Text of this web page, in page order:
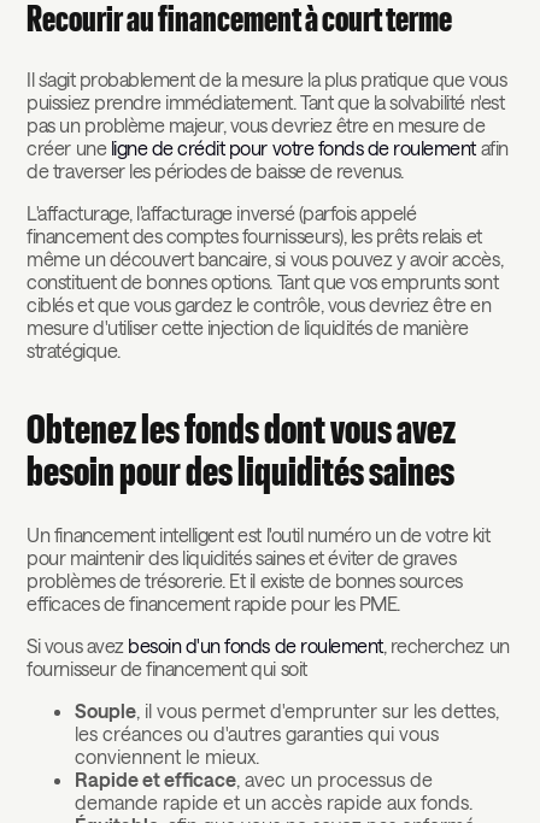
Recourir au financement à court terme
Il s'agit probablement de la mesure la plus pratique que vous
puissiez prendre immédiatement. Tant que la solvabilité n'est
pas un problème majeur, vous devriez être en mesure de
créer une ligne de crédit pour votre fonds de roulement afin
de traverser les périodes de baisse de revenus.
L'affacturage, l'affacturage inversé (parfois appelé
financement des comptes fournisseurs), les prêts relais et
même un découvert bancaire, si vous pouvez y avoir accès,
constituent de bonnes options. Tant que vos emprunts sont
ciblés et que vous gardez le contrôle, vous devriez être en
mesure d'utiliser cette injection de liquidités de manière
stratégique.
Obtenez les fonds dont vous avez
besoin pour des liquidités saines
Un financement intelligent est l'outil numéro un de votre kit
pour maintenir des liquidités saines et éviter de graves
problèmes de trésorerie. Et il existe de bonnes sources
efficaces de financement rapide pour les PME.
Si vous avez besoin d'un fonds de roulement, recherchez un
fournisseur de financement qui soit
Souple, il vous permet d'emprunter sur les dettes,
les créances ou d'autres garanties qui vous
conviennent le mieux.
Rapide et efficace, avec un processus de
demande rapide et un accès rapide aux fonds.